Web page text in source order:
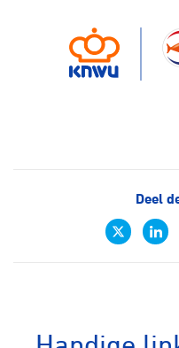
Deel